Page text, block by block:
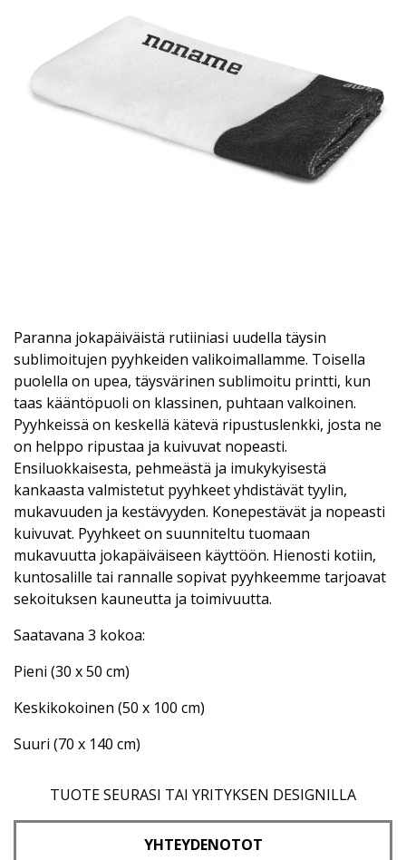
Paranna jokapäiväistä rutiiniasi uudella täysin
sublimoitujen pyyhkeiden valikoimallamme. Toisella
puolella on upea, täysvärinen sublimoitu printti, kun
taas kääntöpuoli on klassinen, puhtaan valkoinen.
Pyyhkeissä on keskellä kätevä ripustuslenkki, josta ne
on helppo ripustaa ja kuivuvat nopeasti.
Ensiluokkaisesta, pehmeästä ja imukykyisestä
kankaasta valmistetut pyyhkeet yhdistävät tyylin,
mukavuuden ja kestävyyden. Konepestävät ja nopeasti
kuivuvat. Pyyhkeet on suunniteltu tuomaan
mukavuutta jokapäiväiseen käyttöön. Hienosti kotiin,
kuntosalille tai rannalle sopivat pyyhkeemme tarjoavat
sekoituksen kauneutta ja toimivuutta.
Saatavana 3 kokoa:
Pieni (30 x 50 cm)
Keskikokoinen (50 x 100 cm)
Suuri (70 x 140 cm)
TUOTE SEURASI TAI YRITYKSEN DESIGNILLA
YHTEYDENOTOT